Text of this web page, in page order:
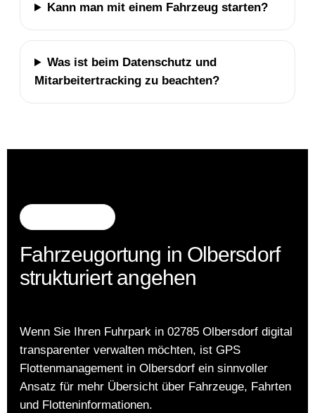
Kann man mit einem Fahrzeug starten?
Was ist beim Datenschutz und
Mitarbeitertracking zu beachten?
Fahrzeugortung in Olbersdorf
strukturiert angehen
Wenn Sie Ihren Fuhrpark in 02785 Olbersdorf digital
transparenter verwalten möchten, ist GPS
Flottenmanagement in Olbersdorf ein sinnvoller
Ansatz für mehr Übersicht über Fahrzeuge, Fahrten
und Flotteninformationen.